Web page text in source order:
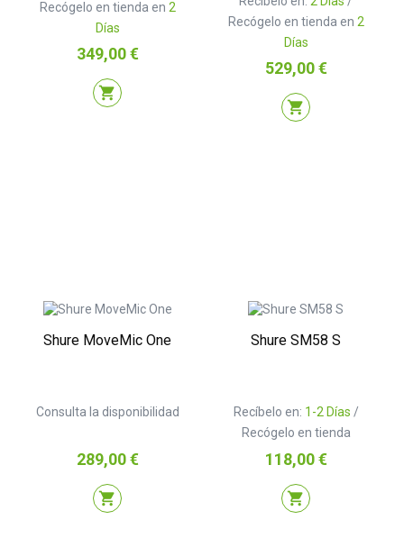
Recógelo en tienda en 2
Días
Precio
349,00 €
shopping_cart
Recógelo en tienda en 2
Días
Precio
529,00 €
shopping_cart
Shure MoveMic One
Consulta la disponibilidad
Precio
289,00 €
shopping_cart
Shure SM58 S
Recíbelo en: 1-2 Días /
Recógelo en tienda
Precio
118,00 €
shopping_cart